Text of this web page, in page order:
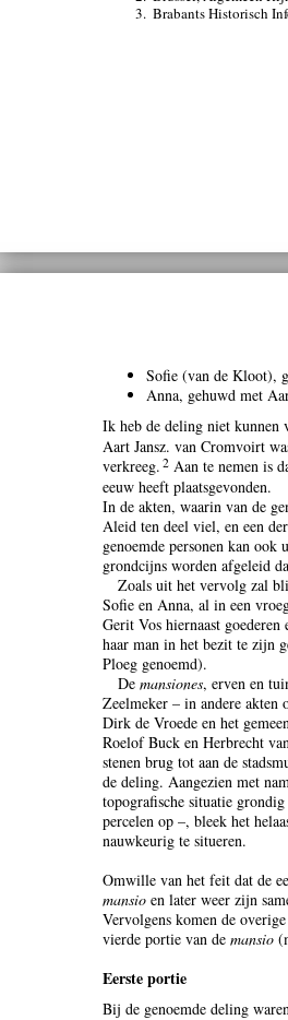
3. Brabants Historisch
Sofie (van de Kloot),
Anna, gehuwd met
Ik heb de deling niet kunnen
Aart Jansz. van Cromvoirt
verkreeg. 2Aan te nemen is
eeuw heeft plaatsgevonden.
In de akten, waarin van de
Aleid ten deel viel, en een
genoemde personen kan
grondcijns worden afgeleid
Zoals uit het vervolg zal
Sofie en Anna, al in een
Gerit Vos hiernaast
haar man in het bezit te zijn
Ploeg genoemd).
Demansiones, erven en
Zeelmeker – in andere akten
Dirk de Vroede en het
Roelof Buck en Herbrecht
stenen brug tot aan de
de deling. Aangezien met
topografische situatie
percelen op –, bleek het
nauwkeurig te situeren.
Omwille van het feit dat de
mansio en later weer zijn
Vervolgens komen de
vierde portie van demansio
Eerste portie
Bij de genoemde deling